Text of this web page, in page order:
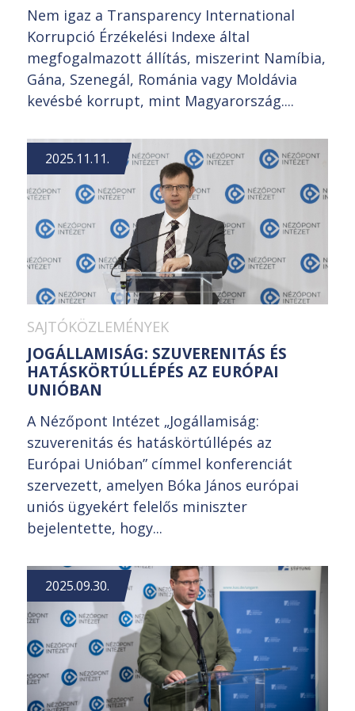
Nem igaz a Transparency International
Korrupció Érzékelési Indexe által
megfogalmazott állítás, miszerint Namíbia,
Gána, Szenegál, Románia vagy Moldávia
kevésbé korrupt, mint Magyarország....
2025.11.11.
SAJTÓKÖZLEMÉNYEK
JOGÁLLAMISÁG: SZUVERENITÁS ÉS
HATÁSKÖRTÚLLÉPÉS AZ EURÓPAI
UNIÓBAN
A Nézőpont Intézet „Jogállamiság:
szuverenitás és hatáskörtúllépés az
Európai Unióban” címmel konferenciát
szervezett, amelyen Bóka János európai
uniós ügyekért felelős miniszter
bejelentette, hogy...
2025.09.30.